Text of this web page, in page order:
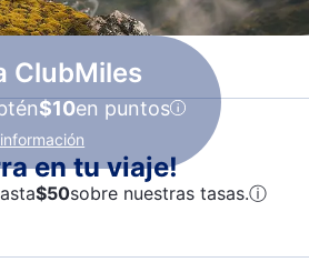
ClubMiles
$10en puntos
en tu viaje!
$50sobre nuestras tasas.ⓘ